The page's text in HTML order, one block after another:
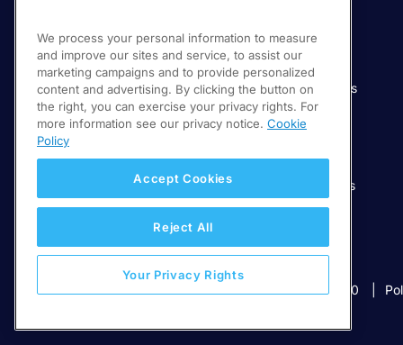
Soluciones
Compliance Cloud
Productos
Servicios
Industrias
Manufactura
Servicios financieros
Servicios digitales
Salud
Telecomunicaciones
Educación
© 2026 Sovos Compliance, LLC +52 55 50814360
We process your personal information to measure
and improve our sites and service, to assist our
marketing campaigns and to provide personalized
content and advertising. By clicking the button on
the right, you can exercise your privacy rights. For
more information see our privacy notice. Cookie
Policy
Accept Cookies
Reject All
Your Privacy Rights